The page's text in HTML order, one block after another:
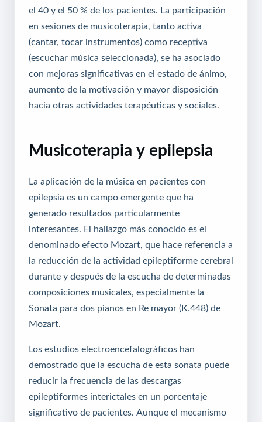
el 40 y el 50 % de los pacientes. La participación
en sesiones de musicoterapia, tanto activa
(cantar, tocar instrumentos) como receptiva
(escuchar música seleccionada), se ha asociado
con mejoras significativas en el estado de ánimo,
aumento de la motivación y mayor disposición
hacia otras actividades terapéuticas y sociales.
Musicoterapia y epilepsia
La aplicación de la música en pacientes con
epilepsia es un campo emergente que ha
generado resultados particularmente
interesantes. El hallazgo más conocido es el
denominado efecto Mozart, que hace referencia a
la reducción de la actividad epileptiforme cerebral
durante y después de la escucha de determinadas
composiciones musicales, especialmente la
Sonata para dos pianos en Re mayor (K.448) de
Mozart.
Los estudios electroencefalográficos han
demostrado que la escucha de esta sonata puede
reducir la frecuencia de las descargas
epileptiformes interictales en un porcentaje
significativo de pacientes. Aunque el mecanismo